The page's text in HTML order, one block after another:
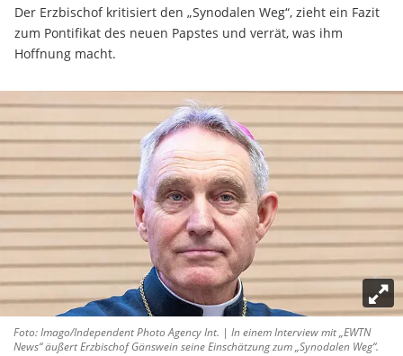
Der Erzbischof kritisiert den „Synodalen Weg“, zieht ein Fazit
zum Pontifikat des neuen Papstes und verrät, was ihm
Hoffnung macht.
Foto: Imago/Independent Photo Agency Int. | In einem Interview mit „EWTN
News“ äußert Erzbischof Gänswein seine Einschätzung zum „Synodalen Weg“.